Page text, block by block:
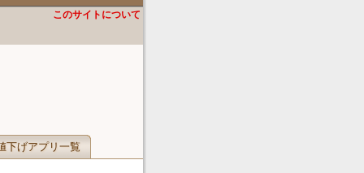
このサイトについて
下げアプリ一覧